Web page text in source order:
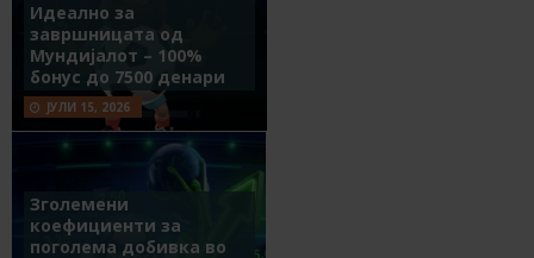
Идеално за
завршницата од
Мундијалот – 100%
бонус до 7500 денари
ЈУЛИ 15, 2026
Зголемени
коефициенти за
поголема добивка во